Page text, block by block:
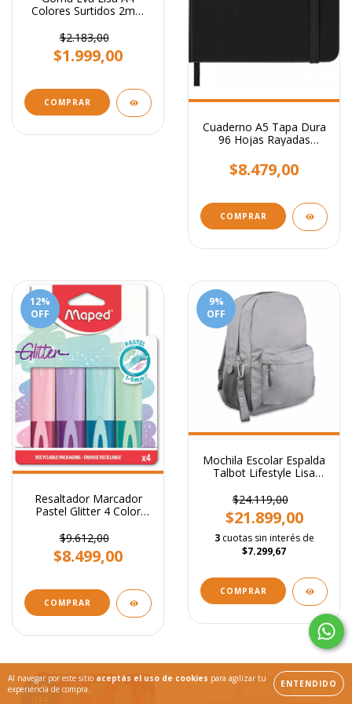
Al navegar por este sitio aceptás el uso de cookies para agilizar tu
experiencia de compra.
ENTENDIDO
Colores Surtidos 2mm
$2.183,00
$1.999,00
Cuaderno A5 Tapa Dura
96 Hojas Rayadas
$8.479,00
COMPRAR
12%
OFF
Resaltador Marcador
Pastel Glitter 4 Color
$9.612,00
$8.499,00
9%
OFF
Mochila Escolar Espalda
Talbot Lifestyle Lisa
$24.119,00
$21.899,00
3 cuotas sin interés de
$7.299,67
COMPRAR
11%